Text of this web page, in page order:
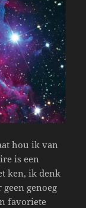
hou ik van
is een
ken, ik denk
genoeg
favoriete